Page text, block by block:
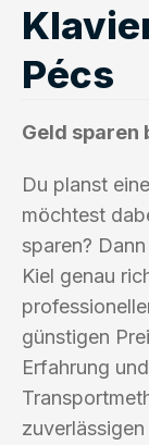
Pécs
Geld sparen
Du planst
möchtest
sparen?
Kiel genau
günstigen
Erfahrung